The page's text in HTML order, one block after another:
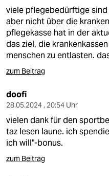
viele pflegebedürftige
aber nicht über die
pflegekasse hat in der
das ziel, die
menschen zu entlasten.
zum Beitrag
doofi
28.05.2024 , 20:54 Uhr
vielen dank für den
taz lesen laune. ich
ich will"-bonus.
zum Beitrag